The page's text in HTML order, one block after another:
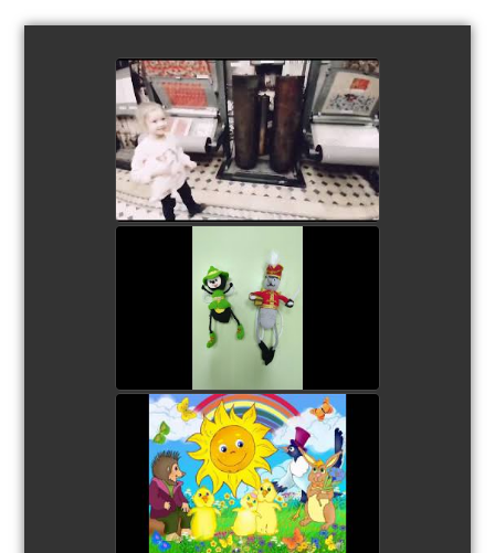
Юные инженерики. Ева
watch video
В гостях у мухи - цокотухи
watch video
У солнышка в гостях
watch video